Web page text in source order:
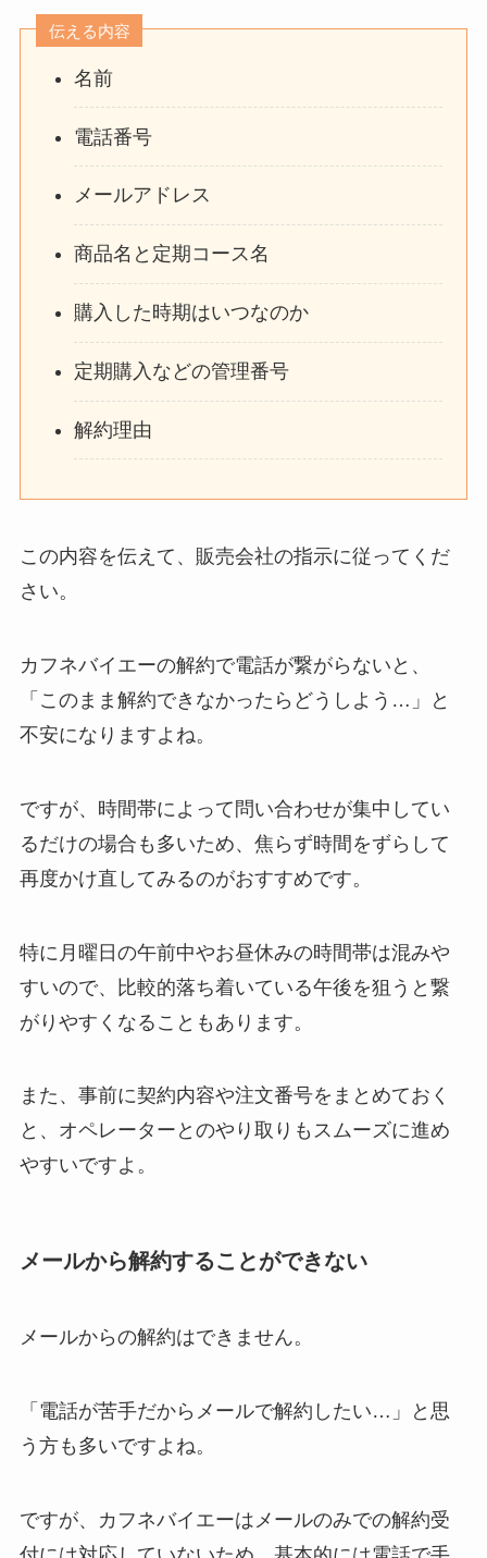
伝える内容
名前
電話番号
メールアドレス
商品名と定期コース名
購入した時期はいつなのか
定期購入などの管理番号
解約理由
この内容を伝えて、販売会社の指示に従ってくだ
さい。
カフネバイエーの解約で電話が繋がらないと、
「このまま解約できなかったらどうしよう…」と
不安になりますよね。
ですが、時間帯によって問い合わせが集中してい
るだけの場合も多いため、焦らず時間をずらして
再度かけ直してみるのがおすすめです。
特に月曜日の午前中やお昼休みの時間帯は混みや
すいので、比較的落ち着いている午後を狙うと繋
がりやすくなることもあります。
また、事前に契約内容や注文番号をまとめておく
と、オペレーターとのやり取りもスムーズに進め
やすいですよ。
メールから解約することができない
メールからの解約はできません。
「電話が苦手だからメールで解約したい…」と思
う方も多いですよね。
ですが、カフネバイエーはメールのみでの解約受